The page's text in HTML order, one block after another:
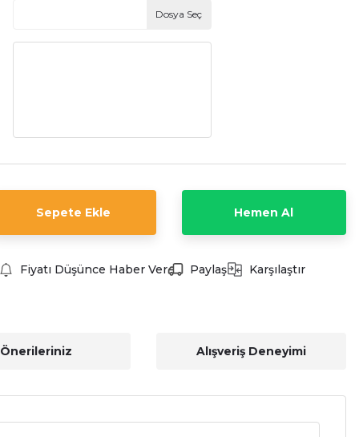
Dosya Seç
Sepete Ekle Hemen Al
Fiyatı Düşünce Haber Ver Paylaş Karşılaştır
Önerileriniz Alışveriş Deneyimi